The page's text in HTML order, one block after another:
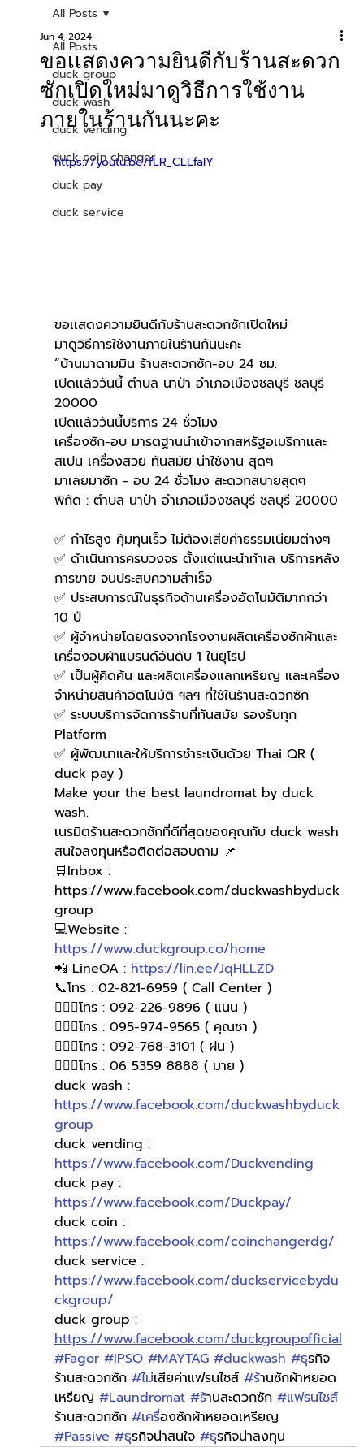
All Posts
duck group
duck wash
duck vending
duck coin changer
duck pay
duck service
All Posts
ขอเเสดงความยินดีกับร้านสะดวก
ซักเปิดใหม่มาดูวิธีการใช้งาน
ภายในร้านกันนะคะ
Jun 4, 2024
https://youtu.be/fLR_CLLfalY
ขอเเสดงความยินดีกับร้านสะดวกซักเปิดใหม่
มาดูวิธีการใช้งานภายในร้านกันนะคะ
“บ้านมาดามมิน ร้านสะดวกซัก-อบ 24 ชม.
เปิดเเล้ววันนี้ ตำบล นาป่า อำเภอเมืองชลบุรี ชลบุรี
20000
เปิดเเล้ววันนี้บริการ 24 ชั่วโมง
เครื่องซัก-อบ มารตฐานนำเข้าจากสหรัฐอเมริกาเเละ
สเปน เครื่องสวย ทันสมัย น่าใช้งาน สุดๆ
มาเลยมาซัก - อบ 24 ชั่วโมง สะดวกสบายสุดๆ
พิกัด : ตำบล นาป่า อำเภอเมืองชลบุรี ชลบุรี 20000
✅ กำไรสูง คุ้มทุนเร็ว ไม่ต้องเสียค่าธรรมเนียมต่างๆ
✅ ดำเนินการครบวงจร ตั้งแต่แนะนำทำเล บริการหลัง
การขาย จนประสบความสำเร็จ
✅ ประสบการณ์ในธุรกิจด้านเครื่องอัตโนมัติมากกว่า
10 ปี
✅ ผู้จำหน่ายโดยตรงจากโรงงานผลิตเครื่องซักผ้าและ
เครื่องอบผ้าแบรนด์อันดับ 1 ในยุโรป
✅ เป็นผู้คิดค้น และผลิตเครื่องแลกเหรียญ และเครื่อง
จำหน่ายสินค้าอัตโนมัติ ฯลฯ ที่ใช้ในร้านสะดวกซัก
✅ ระบบบริการจัดการร้านที่ทันสมัย รองรับทุก
Platform
✅ ผู้พัฒนาและให้บริการชำระเงินด้วย Thai QR (
duck pay )
Make your the best laundromat by duck
wash.
เนรมิตร้านสะดวกซักที่ดีที่สุดของคุณกับ duck wash
สนใจลงทุนหรือติดต่อสอบถาม 📌
🛒Inbox :
https://www.facebook.com/duckwashbyduck
group
💻Website :
https://www.duckgroup.co/home
📲 LineOA : https://lin.ee/JqHLLZD
📞โทร : 02-821-6959 ( Call Center )
🙋🏻‍♀️โทร : 092-226-9896 ( แนน )
🙋🏻‍♀โทร : 095-974-9565 ( คุณชา )
🙋🏻‍♀โทร : 092-768-3101 ( ฝน )
🙋🏻‍♀️โทร : 06 5359 8888 ( มาย )
duck wash :
https://www.facebook.com/duckwashbyduck
group
duck vending :
https://www.facebook.com/Duckvending
duck pay :
https://www.facebook.com/Duckpay/
duck coin :
https://www.facebook.com/coinchangerdg/
duck service :
https://www.facebook.com/duckservicebydu
ckgroup/
duck group :
https://www.facebook.com/duckgroupofficial
#Fagor #IPSO #MAYTAG #duckwash #ธุรกิจ
ร้านสะดวกซัก #ไม่เสียค่าแฟรนไชส์ #ร้านซักผ้าหยอด
เหรียญ #Laundromat #ร้านสะดวกซัก #แฟรนไชส์
ร้านสะดวกซัก #เครื่องซักผ้าหยอดเหรียญ
#Passive #ธุรกิจน่าสนใจ #ธุรกิจน่าลงทุน